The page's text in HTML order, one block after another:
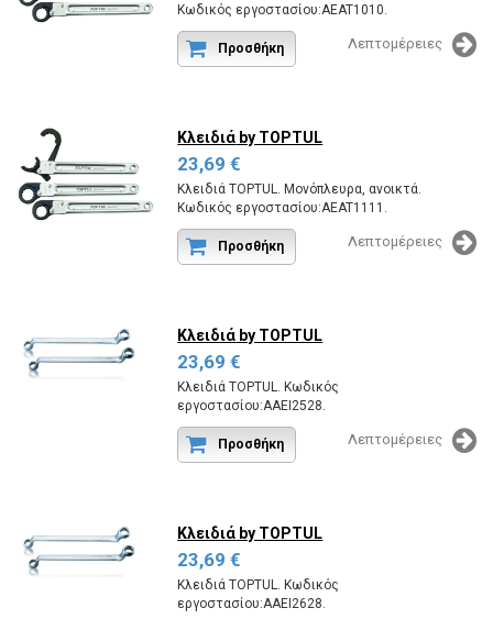
Κωδικός εργοστασίου:AEAT1010.
Προσθήκη Λεπτομέρειες
Κλειδιά by TOPTUL
23,69 €
Κλειδιά TOPTUL. Μονόπλευρα, ανοικτά.
Κωδικός εργοστασίου:AEAT1111.
Προσθήκη Λεπτομέρειες
Κλειδιά by TOPTUL
23,69 €
Κλειδιά TOPTUL. Κωδικός
εργοστασίου:AAEI2528.
Προσθήκη Λεπτομέρειες
Κλειδιά by TOPTUL
23,69 €
Κλειδιά TOPTUL. Κωδικός
εργοστασίου:AAEI2628.